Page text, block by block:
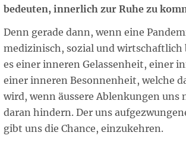
bedeuten, innerlich zur Ruhe zu
Denn gerade dann, wenn eine
medizinisch, sozial und wirtschaftlich
es einer inneren Gelassenheit, einer
einer inneren Besonnenheit, welche
wird, wenn äussere Ablenkungen uns
daran hindern. Der uns
gibt uns die Chance, einzukehren.